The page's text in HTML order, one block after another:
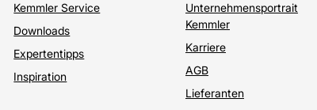
Kemmler Service
Downloads
Expertentipps
Inspiration
Unternehmensportrait
Kemmler
Karriere
AGB
Lieferanten